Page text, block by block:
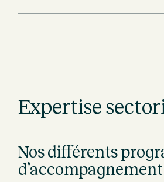
Expertise
Nos différents
d’accompagnement